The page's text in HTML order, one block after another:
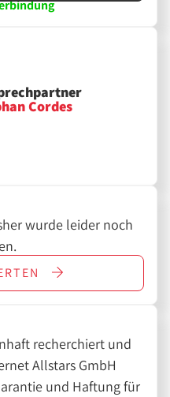
Cordes
wurde leider noch
recherchiert und
Allstars GmbH
und Haftung für